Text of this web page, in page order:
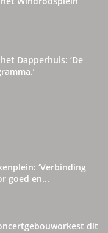
Dapperhuis: ‘De
‘Verbinding
goed en...
dit